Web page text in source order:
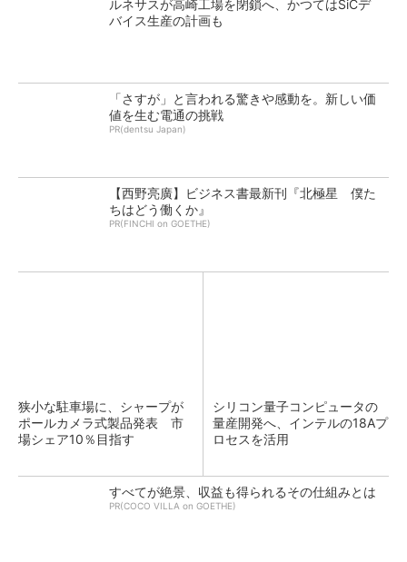
ルネサスが高崎工場を閉鎖へ、かつてはSiCデ
バイス生産の計画も
「さすが」と言われる驚きや感動を。新しい価
値を生む電通の挑戦
PR(dentsu Japan)
【西野亮廣】ビジネス書最新刊『北極星 僕た
ちはどう働くか』
PR(FINCHI on GOETHE)
狭小な駐車場に、シャープが
ポールカメラ式製品発表 市
場シェア10％目指す
シリコン量子コンピュータの
量産開発へ、インテルの18Aプ
ロセスを活用
すべてが絶景、収益も得られるその仕組みとは
PR(COCO VILLA on GOETHE)